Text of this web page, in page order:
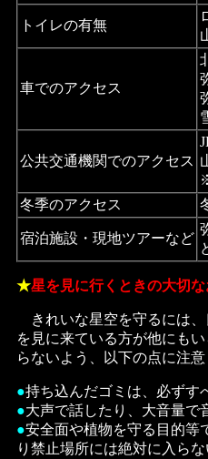
トイレの有無
車でのアクセス
公共交通機関でのアクセス
冬季のアクセス
宿泊施設・現地ツアーなど
★星を見に行くときの大切
きれいな星空を守るには、
を見に来ている方が他にも
らないよう、以下の点に注
●持ち込んだゴミは、必ずす
●大声で話したり、大音量で
●安全面や植物を守る目的等
り禁止場所には絶対に入らな